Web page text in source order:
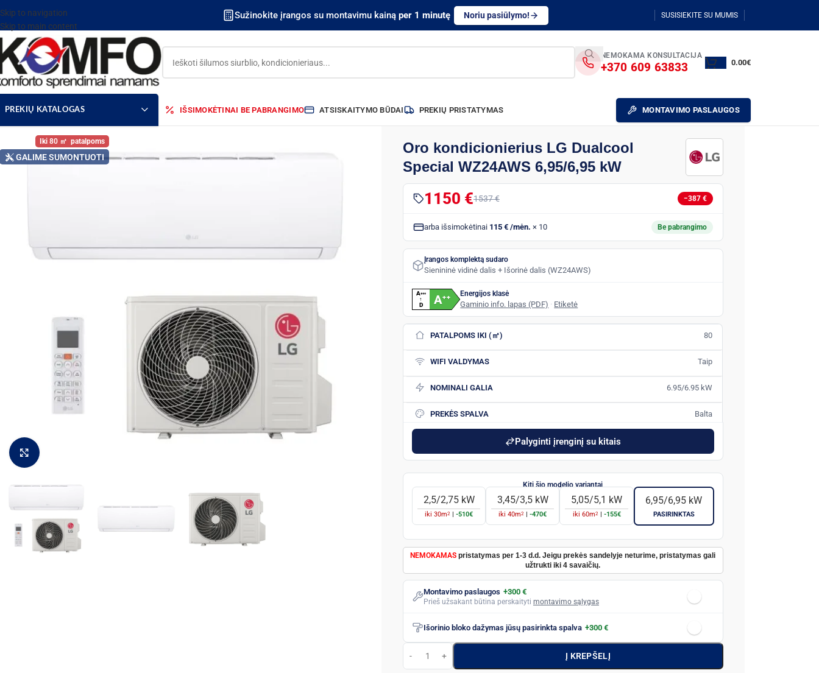
Skip to navigation
Skip to main content
Sužinokite įrangos su montavimu kainą per 1 minutę Noriu pasiūlymo! SUSISIEKITE SU MUMIS
NEMOKAMA KONSULTACIJA
+370 609 63833 0.00€
PREKIŲ KATALOGAS IŠSIMOKĖTINAI BE PABRANGIMO ATSISKAITYMO BŪDAI PREKIŲ PRISTATYMAS MONTAVIMO PASLAUGOS
80
GALIME SUMONTUOTI
Oro kondicionierius LG Dualcool
Special WZ24AWS 6,95/6,95 kW
1150 €1537 € −387 €
arba išsimokėtinai 115 € /mėn. × 10 Be pabrangimo
Įrangos komplektą sudaro
Sienininė vidinė dalis + Išorinė dalis (WZ24AWS)
A+++
↑
D A++ Energijos klasė
Gaminio info. lapas (PDF) · Etiketė
PATALPOMS IKI (㎡) 80
WIFI VALDYMAS Taip
NOMINALI GALIA 6.95/6.95 kW
PREKĖS SPALVA Balta
Palyginti įrenginį su kitais
2,5/2,75 kW
iki30m2 -510€
3,45/3,5 kW
iki40m2 -470€
5,05/5,1 kW
iki 60m2 -155€
6,95/6,95 kW
PASIRINKTAS
NEMOKAMAS pristatymas per 1-3 d.d. Jeigu prekės sandelyje neturime, pristatymas gali
užtrukti iki 4 savaičių.
Montavimo paslaugos +300 €
Prieš užsakant būtina perskaityti montavimo sąlygas
Išorinio bloko dažymas jūsų pasirinkta spalva +300 €
Į KREPŠELĮ